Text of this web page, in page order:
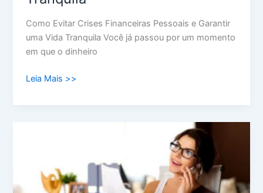
Como Evitar Crises Financeiras Pessoais e Garantir
uma Vida Tranquila Você já passou por um momento
em que o dinheiro
Leia Mais >>
Fluxo